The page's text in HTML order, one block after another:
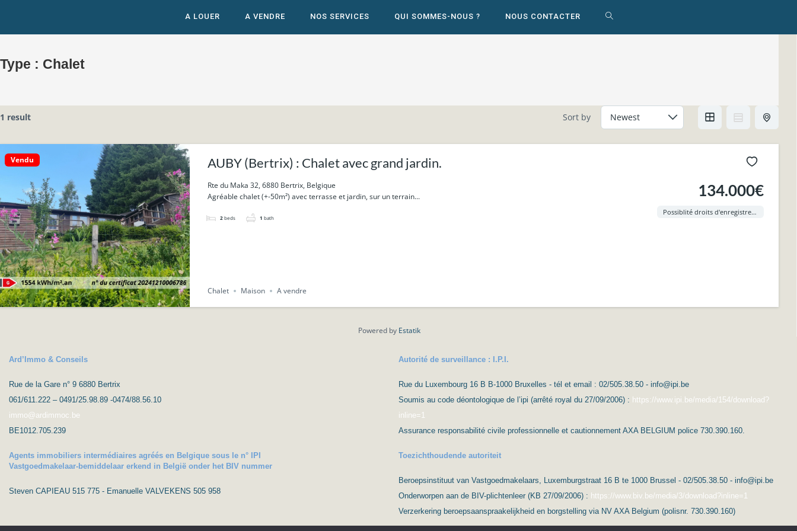
A LOUER A VENDRE NOS SERVICES QUI SOMMES-NOUS ? NOUS CONTACTER TOGGLE
Type : Chalet
1 result Sort by
Vendu AUBY (Bertrix) : Chalet avec grand jardin.
Rte du Maka 32, 6880 Bertrix, Belgique
Agréable chalet (+-50m²) avec terrasse et jardin, sur un terrain...
2 beds 1 bath
134.000€
Possiblité droits d'enregistrement à 3% !
Chalet Maison A vendre
Powered by Estatik
Ard’Immo & Conseils
Rue de la Gare n° 9 6880 Bertrix
061/611.222 – 0491/25.98.89 -0474/88.56.10
immo@ardimmoc.be
BE1012.705.239
Agents immobiliers intermédiaires agréés en Belgique sous le n° IPI
Vastgoedmakelaar-bemiddelaar erkend in België onder het BIV nummer
Steven CAPIEAU 515 775 - Emanuelle VALVEKENS 505 958
Autorité de surveillance : I.P.I.
Rue du Luxembourg 16 B B-1000 Bruxelles - tél et email : 02/505.38.50 - info@ipi.be
Soumis au code déontologique de l’ipi (arrêté royal du 27/09/2006) : https://www.ipi.be/media/154/download?
inline=1
Assurance responsabilité civile professionnelle et cautionnement AXA BELGIUM police 730.390.160.
Toezichthoudende autoriteit
Beroepsinstituut van Vastgoedmakelaars, Luxemburgstraat 16 B te 1000 Brussel - 02/505.38.50 - info@ipi.be
Onderworpen aan de BIV-plichtenleer (KB 27/09/2006) : https://www.biv.be/media/3/download?inline=1
Verzerkering beroepsaanspraakelijkheid en borgstelling via NV AXA Belgium (polisnr. 730.390.160)